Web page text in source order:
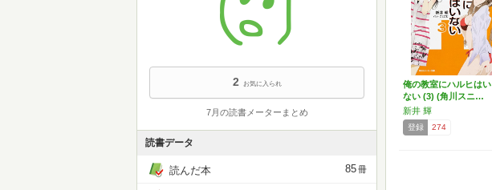
俺の教室にハルヒはい
ない (3) (角川スニ…
新井 輝
登録 274
2 お気に入られ
7月の読書メーターまとめ
読書データ
読んだ本 85冊